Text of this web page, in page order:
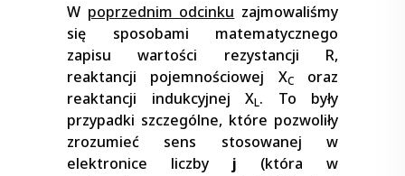
W poprzednim odcinku zajmowaliśmy
się sposobami matematycznego
zapisu wartości rezystancji R,
reaktancji pojemnościowej XCoraz
reaktancji indukcyjnej XL. To były
przypadki szczególne, które pozwoliły
zrozumieć sens stosowanej w
elektronice liczby j (która w